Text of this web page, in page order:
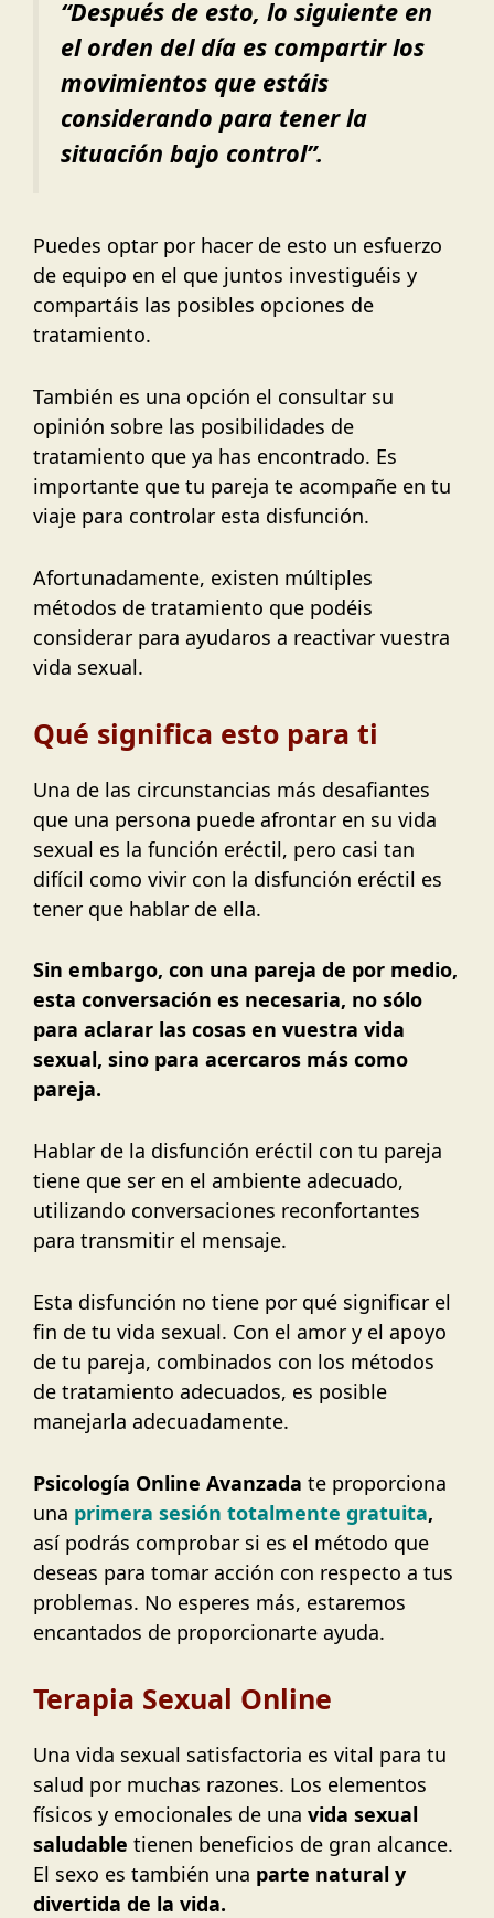
“Después de esto, lo siguiente en
el orden del día es compartir los
movimientos que estáis
considerando para tener la
situación bajo control”.
Puedes optar por hacer de esto un esfuerzo
de equipo en el que juntos investiguéis y
compartáis las posibles opciones de
tratamiento.
También es una opción el consultar su
opinión sobre las posibilidades de
tratamiento que ya has encontrado. Es
importante que tu pareja te acompañe en tu
viaje para controlar esta disfunción.
Afortunadamente, existen múltiples
métodos de tratamiento que podéis
considerar para ayudaros a reactivar vuestra
vida sexual.
Qué significa esto para ti
Una de las circunstancias más desafiantes
que una persona puede afrontar en su vida
sexual es la función eréctil, pero casi tan
difícil como vivir con la disfunción eréctil es
tener que hablar de ella.
Sin embargo, con una pareja de por medio,
esta conversación es necesaria, no sólo
para aclarar las cosas en vuestra vida
sexual, sino para acercaros más como
pareja.
Hablar de la disfunción eréctil con tu pareja
tiene que ser en el ambiente adecuado,
utilizando conversaciones reconfortantes
para transmitir el mensaje.
Esta disfunción no tiene por qué significar el
fin de tu vida sexual. Con el amor y el apoyo
de tu pareja, combinados con los métodos
de tratamiento adecuados, es posible
manejarla adecuadamente.
Psicología Online Avanzada te proporciona
una primera sesión totalmente gratuita,
así podrás comprobar si es el método que
deseas para tomar acción con respecto a tus
problemas. No esperes más, estaremos
encantados de proporcionarte ayuda.
Terapia Sexual Online
Una vida sexual satisfactoria es vital para tu
salud por muchas razones. Los elementos
físicos y emocionales de una vida sexual
saludable tienen beneficios de gran alcance.
El sexo es también una parte natural y
divertida de la vida.